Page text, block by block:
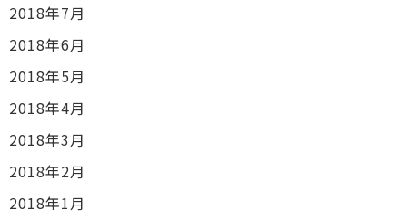
2018年7月
2018年6月
2018年5月
2018年4月
2018年3月
2018年2月
2018年1月